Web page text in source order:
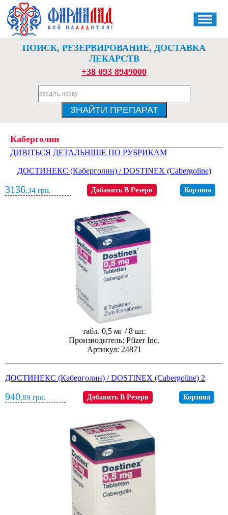
ПОИСК, РЕЗЕРВИРОВАНИЕ, ДОСТАВКА
ЛЕКАРСТВ
+38 093 8949000
Каберголин
ДИВІТЬСЯ ДЕТАЛЬНІШЕ ПО РУБРИКАМ
ДОСТИНЕКС (Каберголин) / DOSTINEX (Cabergoline)
3136,34 грн. Добавить В Резерв Корзина
табл. 0,5 мг / 8 шт.
Производитель: Pfizer Inc.
Артикул: 24871
ДОСТИНЕКС (Каберголин) / DOSTINEX (Cabergoline) 2
940,89 грн. Добавить В Резерв Корзина